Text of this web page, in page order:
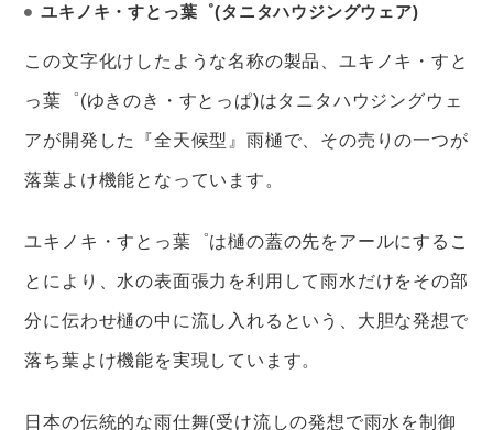
ユキノキ・すとっ葉゜(タニタハウジングウェア)
この文字化けしたような名称の製品、ユキノキ・すと
っ葉゜(ゆきのき・すとっぱ)はタニタハウジングウェ
アが開発した『全天候型』雨樋で、その売りの一つが
落葉よけ機能となっています。
ユキノキ・すとっ葉゜は樋の蓋の先をアールにするこ
とにより、水の表面張力を利用して雨水だけをその部
分に伝わせ樋の中に流し入れるという、大胆な発想で
落ち葉よけ機能を実現しています。
日本の伝統的な雨仕舞(受け流しの発想で雨水を制御